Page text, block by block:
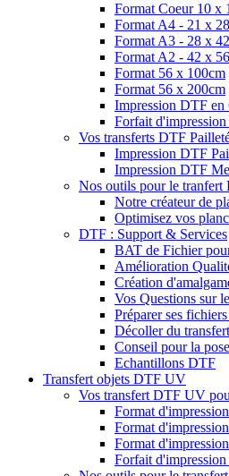
Format Coeur 10 x
Format A4 - 21 x
Format A3 - 28 x
Format A2 - 42 x
Format 56 x 100cm
Format 56 x 200cm
Impression DTF en
Forfait
Vos transferts DTF
Impression DTF
Impression DTF
Nos outils pour le tranfert
Notre créateur de
Optimisez vos
DTF : Support & Services
BAT de Fichier
Amélioration
Création
Vos Questions sur
Préparer ses
Décoller du
Conseil pour la
Echantillons DTF
Transfert objets DTF UV
Vos transfert DTF UV
Format
Format
Format
Forfait